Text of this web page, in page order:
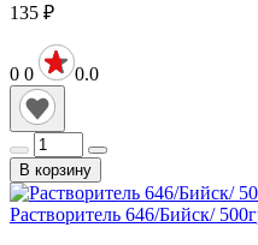
135 ₽
0 0 0.0
В корзину
Растворитель 646/Бийск/